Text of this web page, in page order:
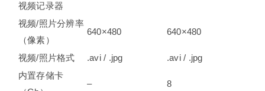
视频记录器
视频/照片分辨率
（像素）
640×480 640×480
视频/照片格式 .avi / .jpg
.avi / .jpg
内置存储卡
– 8